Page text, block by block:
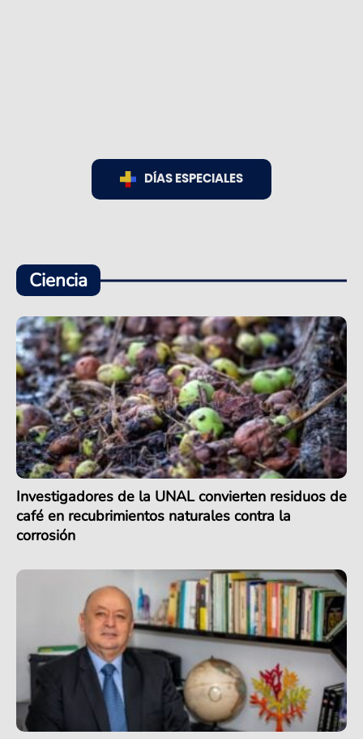
DÍAS ESPECIALES
Ciencia
Investigadores de la UNAL convierten residuos de
café en recubrimientos naturales contra la
corrosión